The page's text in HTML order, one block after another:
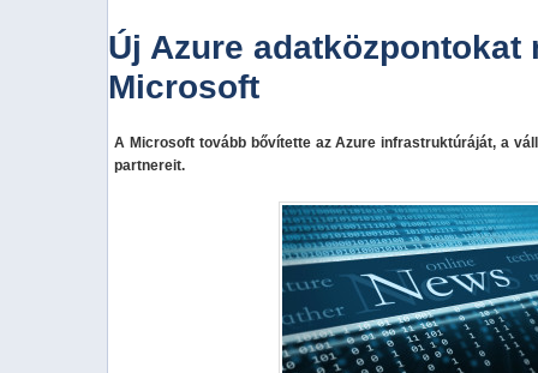
Új Azure adatközpontokat
Microsoft
A Microsoft tovább bővítette az Azure infrastruktúráját, a
partnereit.